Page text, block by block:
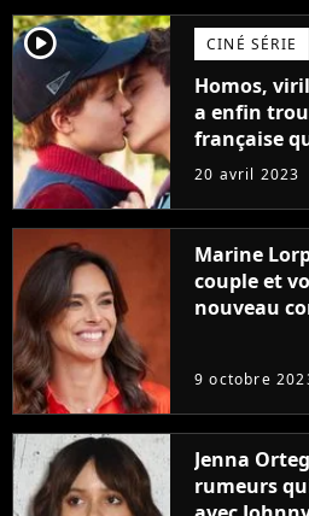
player2 CINÉ SÉRIE
Homos,
a enfin
française
sans être
20 avril 2023
Marine
couple et
nouveau
9 octobre
Jenna
rumeurs